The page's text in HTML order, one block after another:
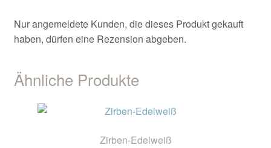
Nur angemeldete Kunden, die dieses Produkt gekauft
haben, dürfen eine Rezension abgeben.
Ähnliche Produkte
Zirben-Edelweiß